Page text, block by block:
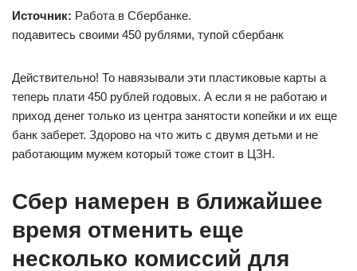
Источник: Работа в Сбербанке.
подавитесь своими 450 рублями, тупой сбербанк
Действительно! То навязывали эти пластиковые карты а
теперь плати 450 рублей годовых. А если я не работаю и
приход денег только из центра занятости копейки и их еще
банк заберет. Здорово на что жить с двумя детьми и не
работающим мужем который тоже стоит в ЦЗН.
Сбер намерен в ближайшее
время отменить еще
несколько комиссий для